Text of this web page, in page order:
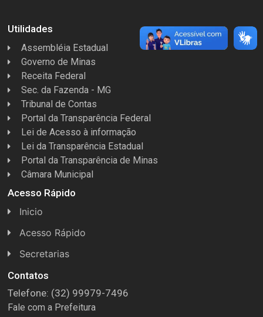
Utilidades
Assembléia Estadual
Governo de Minas
Receita Federal
Sec. da Fazenda - MG
Tribunal de Contas
Portal da Transparência Federal
Lei de Acesso à informação
Lei da Transparência Estadual
Portal da Transparência de Minas
Câmara Municipal
Acesso Rápido
Inicio
Acesso Rápido
Concursos
Conselhos
Espera Feliz Antigamente
Secretarias
Licitações
Secretaria de Esportes
Contatos
Telefone: (32) 99979-7496
Fale com a Prefeitura